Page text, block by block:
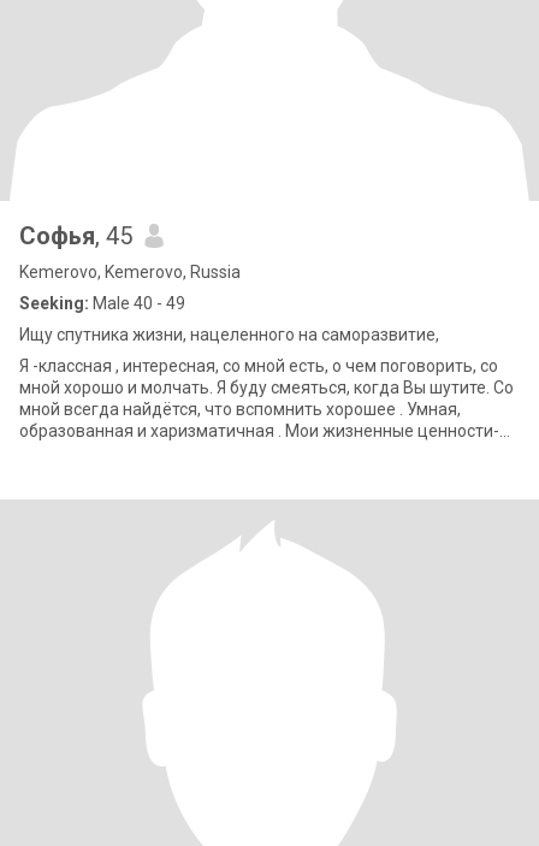
Софья, 45
Kemerovo, Kemerovo, Russia
Seeking: Male 40 - 49
Ищу спутника жизни, нацеленного на саморазвитие,
Я -классная , интересная, со мной есть, о чем поговорить, со
мной хорошо и молчать. Я буду смеяться, когда Вы шутите. Со
мной всегда найдётся, что вспомнить хорошее . Умная,
образованная и харизматичная . Мои жизненные ценности-